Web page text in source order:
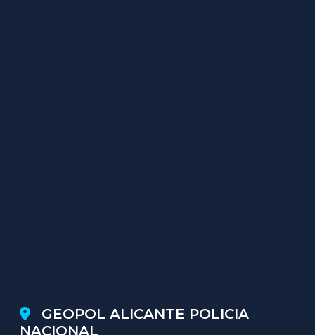
GEOPOL ALICANTE POLICIA
NACIONAL